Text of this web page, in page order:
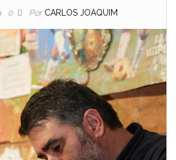
0 Por CARLOS JOAQUIM